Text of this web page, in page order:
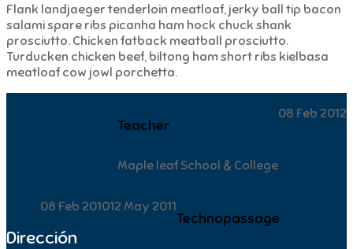
Flank landjaeger tenderloin meatloaf, jerky ball tip bacon
salami spare ribs picanha ham hock chuck shank
prosciutto. Chicken fatback meatball prosciutto.
Turducken chicken beef, biltong ham short ribs kielbasa
meatloaf cow jowl porchetta.
08 Feb 2012
Teacher
Maple leaf School & College
Technopassage
12 May 2011
08 Feb 2010
Dirección